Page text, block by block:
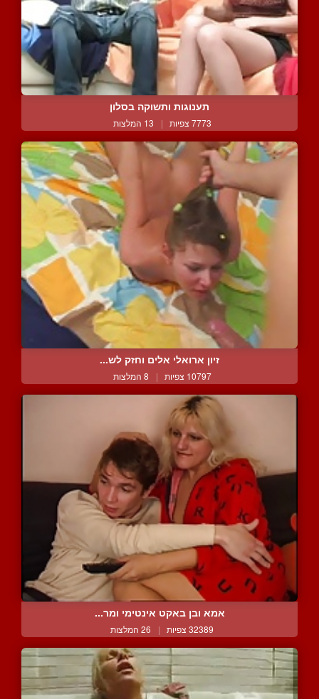
תענוגות ותשוקה בסלון
7773 צפיות | 13 המלצות
זיון ארואלי אלים וחזק לש...
10797 צפיות | 8 המלצות
אמא ובן באקט אינטימי ומר...
32389 צפיות | 26 המלצות